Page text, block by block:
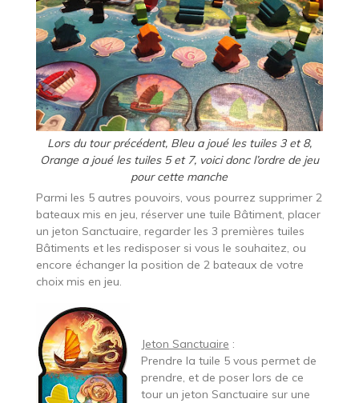
Lors du tour précédent, Bleu a joué les tuiles 3 et 8,
Orange a joué les tuiles 5 et 7, voici donc l’ordre de jeu
pour cette manche
Parmi les 5 autres pouvoirs, vous pourrez supprimer 2
bateaux mis en jeu, réserver une tuile Bâtiment, placer
un jeton Sanctuaire, regarder les 3 premières tuiles
Bâtiments et les redisposer si vous le souhaitez, ou
encore échanger la position de 2 bateaux de votre
choix mis en jeu.
Jeton Sanctuaire :
Prendre la tuile 5 vous permet de
prendre, et de poser lors de ce
tour un jeton Sanctuaire sur une